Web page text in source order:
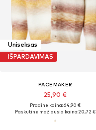
Uniseksas
IŠPARDAVIMAS
PACEMAKER
25,90 €
Pradinė kaina: 64,90 €
Paskutinė mažiausia kaina:20,72 €